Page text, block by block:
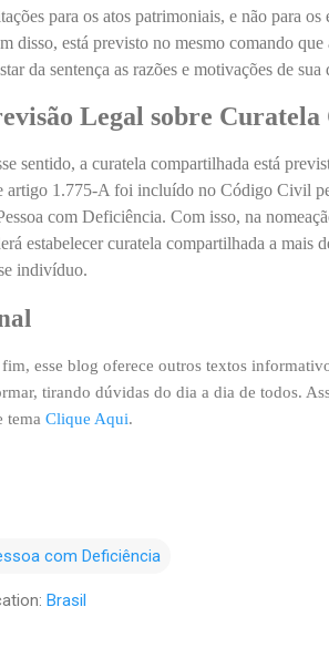
para os atos patrimoniais, e não para
disso, está previsto no mesmo comando
da sentença as razões e motivações de
Legal sobre
sentido, a curatela compartilhada está
artigo 1.775-A foi incluído no Código Civil
com Deficiência. Com isso, na
estabelecer curatela compartilhada a mais
indivíduo.
esse blog oferece outros textos
tirando dúvidas do dia a dia de todos.
tema Clique Aqui.
com Deficiência
Brasil